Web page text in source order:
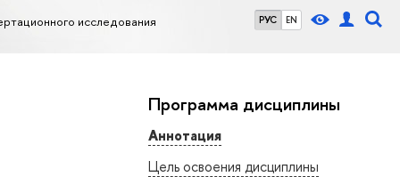
РУС EN
исследования
Программа дисциплины
Аннотация
Цель освоения дисциплины